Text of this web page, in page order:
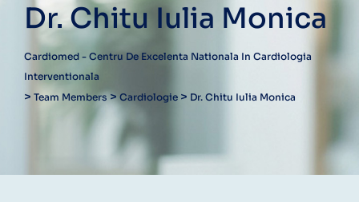
Dr. Chitu Iulia Monica
Cardiomed - Centru De Excelenta Nationala In Cardiologia
Interventionala
> Team Members> Cardiologie > Dr. Chitu Iulia Monica